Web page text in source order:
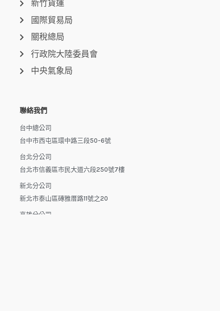
新竹貨運
國際貿易局
關稅總局
行政院大陸委員會
中央氣象局
聯絡我們
台中總公司
台中市西屯區環中路三段50-6號
台北分公司
台北市信義區市民大道六段250號7樓
新北分公司
新北市泰山區磚雅厝路11號之20
高雄分公司